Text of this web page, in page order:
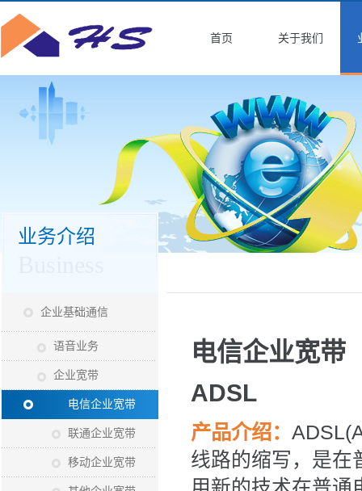
首页 关于我们
业务介绍
企业基础通信
语音业务
企业宽带
电信企业宽带
联通企业宽带
移动企业宽带
电信企业宽带
ADSL
产品介绍：
线路的缩写，是在